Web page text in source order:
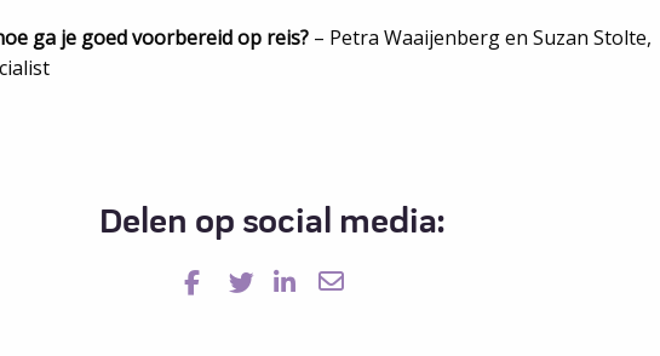
ga je goed voorbereid op reis? – Petra Waaijenberg en Suzan Stolte,
Delen op social media: